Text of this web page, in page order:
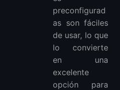
preconfigurad
as son fáciles
de usar, lo que
lo convierte
en una
excelente
opción para